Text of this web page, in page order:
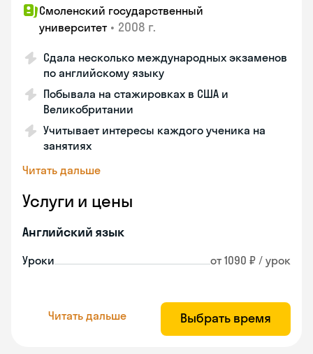
Смоленский государственный
университет • 2008 г.
Сдала несколько международных экзаменов
по английскому языку
Побывала на стажировках в США и
Великобритании
Учитывает интересы каждого ученика на
занятиях
Читать дальше
Услуги и цены
Английский язык
Уроки от 1090 ₽ / урок
Читать дальше Выбрать время